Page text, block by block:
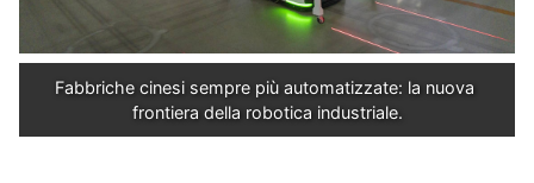
Fabbriche cinesi sempre più automatizzate: la nuova
frontiera della robotica industriale.